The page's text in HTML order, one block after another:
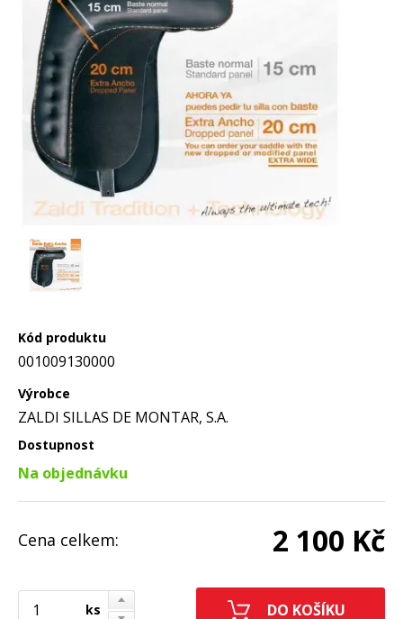
Kód produktu
001009130000
Výrobce
ZALDI SILLAS DE MONTAR, S.A.
Dostupnost
Na objednávku
Cena celkem: 2 100 Kč
ks